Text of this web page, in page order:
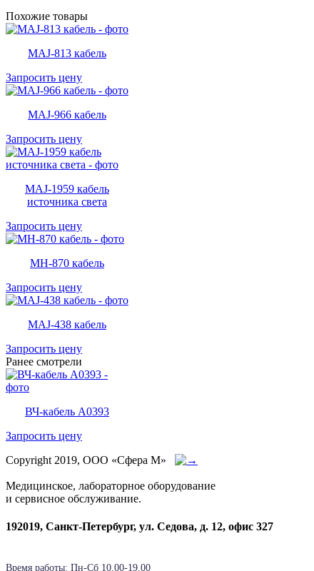
Похожие товары
MAJ-813 кабель
Запросить цену
MAJ-966 кабель
Запросить цену
MAJ-1959 кабель
источника света
Запросить цену
MH-870 кабель
Запросить цену
MAJ-438 кабель
Запросить цену
Ранее смотрели
ВЧ-кабель A0393
Запросить цену
Copyright 2019, ООО «Сфера М»
Медицинское, лабораторное оборудование
и сервисное обслуживание.
192019, Санкт-Петербург, ул. Седова, д. 12, офис 327
Время работы: Пн-Cб 10.00-19.00